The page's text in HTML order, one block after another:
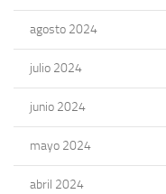
agosto 2024
julio 2024
junio 2024
mayo 2024
abril 2024